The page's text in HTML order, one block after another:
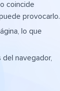
coincide
provocarlo.
lo que
navegador,